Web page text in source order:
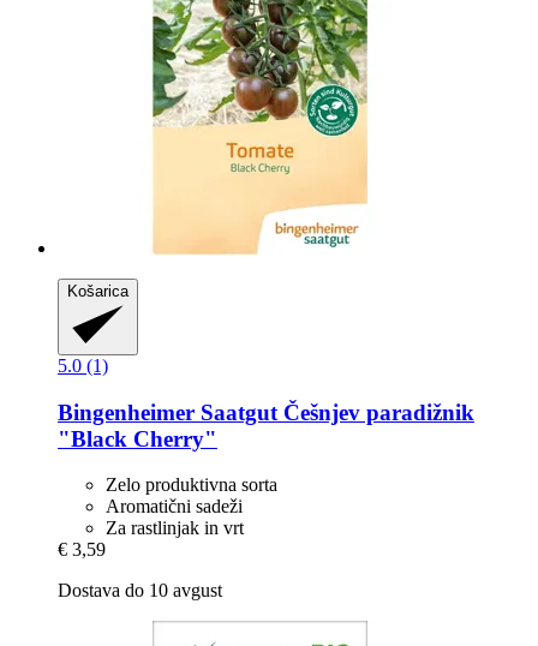
Košarica
5.0 (1)
Bingenheimer Saatgut Češnjev paradižnik
"Black Cherry"
Zelo produktivna sorta
Aromatični sadeži
Za rastlinjak in vrt
€ 3,59
Dostava do 10 avgust